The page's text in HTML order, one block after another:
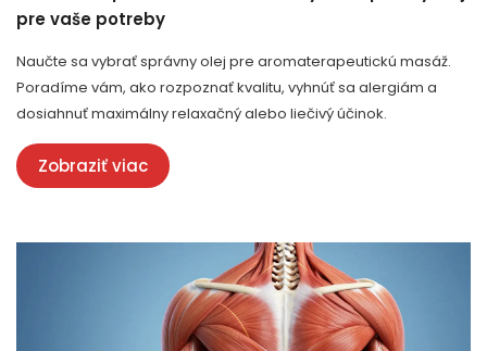
pre vaše potreby
Naučte sa vybrať správny olej pre aromaterapeutickú masáž.
Poradíme vám, ako rozpoznať kvalitu, vyhnúť sa alergiám a
dosiahnuť maximálny relaxačný alebo liečivý účinok.
Zobraziť viac